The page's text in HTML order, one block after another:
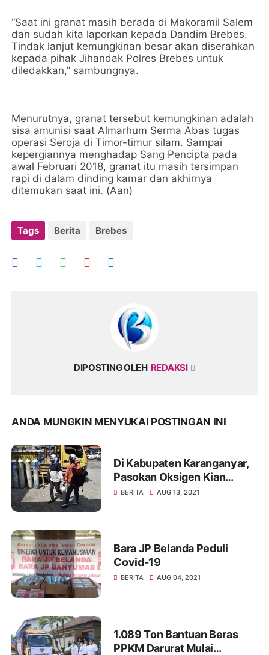
“Saat ini granat masih berada di Makoramil Salem
dan sudah kita laporkan kepada Dandim Brebes.
Tindak lanjut kemungkinan besar akan diserahkan
kepada pihak Jihandak Polres Brebes untuk
diledakkan,” sambungnya.
Menurutnya, granat tersebut kemungkinan adalah
sisa amunisi saat Almarhum Serma Abas tugas
operasi Seroja di Timor-timur silam. Sampai
kepergiannya menghadap Sang Pencipta pada
awal Februari 2018, granat itu masih tersimpan
rapi di dalam dinding kamar dan akhirnya
ditemukan saat ini. (Aan)
Tags Berita Brebes
DIPOSTING OLEH REDAKSI
ANDA MUNGKIN MENYUKAI POSTINGAN INI
Di Kabupaten Karanganyar,
Pasokan Oksigen Kian
Lancar
BERITA AUG 13, 2021
Bara JP Belanda Peduli
Covid-19
BERITA AUG 04, 2021
1.089 Ton Bantuan Beras
PPKM Darurat Mulai